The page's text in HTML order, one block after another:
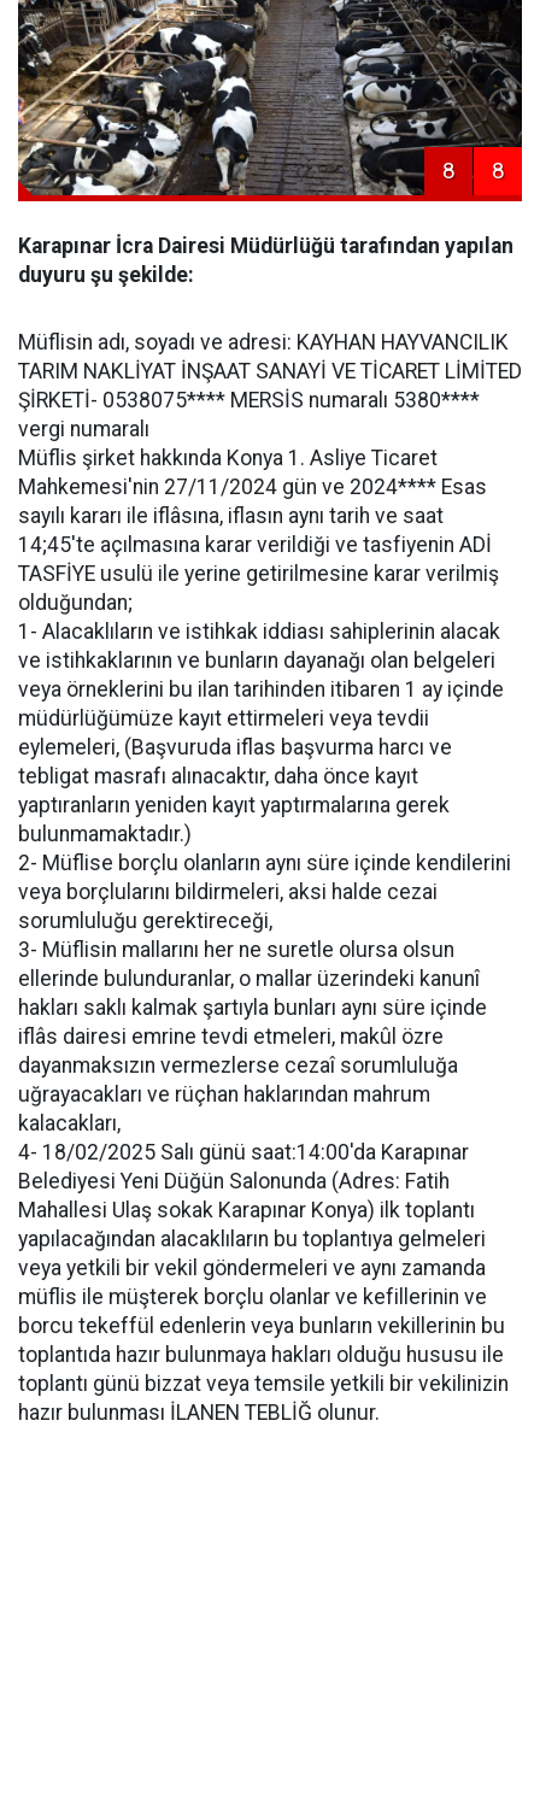
8 8
Karapınar İcra Dairesi Müdürlüğü tarafından yapılan
duyuru şu şekilde:
Müflisin adı, soyadı ve adresi: KAYHAN HAYVANCILIK
TARIM NAKLİYAT İNŞAAT SANAYİ VE TİCARET LİMİTED
ŞİRKETİ- 0538075**** MERSİS numaralı 5380****
vergi numaralı
Müflis şirket hakkında Konya 1. Asliye Ticaret
Mahkemesi'nin 27/11/2024 gün ve 2024**** Esas
sayılı kararı ile iflâsına, iflasın aynı tarih ve saat
14;45'te açılmasına karar verildiği ve tasfiyenin ADİ
TASFİYE usulü ile yerine getirilmesine karar verilmiş
olduğundan;
1- Alacaklıların ve istihkak iddiası sahiplerinin alacak
ve istihkaklarının ve bunların dayanağı olan belgeleri
veya örneklerini bu ilan tarihinden itibaren 1 ay içinde
müdürlüğümüze kayıt ettirmeleri veya tevdii
eylemeleri, (Başvuruda iflas başvurma harcı ve
tebligat masrafı alınacaktır, daha önce kayıt
yaptıranların yeniden kayıt yaptırmalarına gerek
bulunmamaktadır.)
2- Müflise borçlu olanların aynı süre içinde kendilerini
veya borçlularını bildirmeleri, aksi halde cezai
sorumluluğu gerektireceği,
3- Müflisin mallarını her ne suretle olursa olsun
ellerinde bulunduranlar, o mallar üzerindeki kanunî
hakları saklı kalmak şartıyla bunları aynı süre içinde
iflâs dairesi emrine tevdi etmeleri, makûl özre
dayanmaksızın vermezlerse cezaî sorumluluğa
uğrayacakları ve rüçhan haklarından mahrum
kalacakları,
4- 18/02/2025 Salı günü saat:14:00'da Karapınar
Belediyesi Yeni Düğün Salonunda (Adres: Fatih
Mahallesi Ulaş sokak Karapınar Konya) ilk toplantı
yapılacağından alacaklıların bu toplantıya gelmeleri
veya yetkili bir vekil göndermeleri ve aynı zamanda
müflis ile müşterek borçlu olanlar ve kefillerinin ve
borcu tekeffül edenlerin veya bunların vekillerinin bu
toplantıda hazır bulunmaya hakları olduğu hususu ile
toplantı günü bizzat veya temsile yetkili bir vekilinizin
hazır bulunması İLANEN TEBLİĞ olunur.